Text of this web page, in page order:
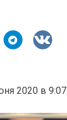
2020 в 9:07